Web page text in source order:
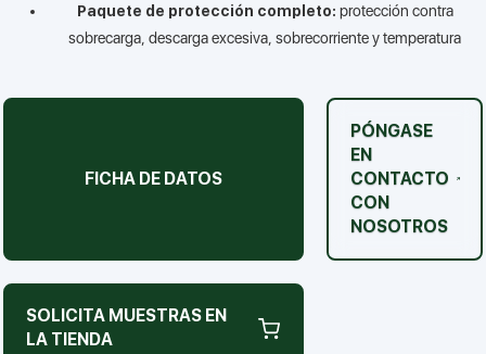
Paquete de protección completo: protección contra
sobrecarga, descarga excesiva, sobrecorriente y temperatura
FICHA DE DATOS
PÓNGASE
EN
CONTACTO
CON
NOSOTROS
SOLICITA MUESTRAS EN
LA TIENDA